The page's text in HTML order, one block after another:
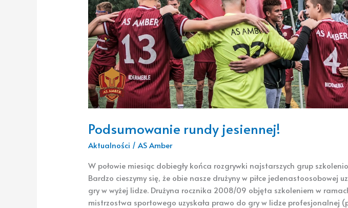
Podsumowanie rundy jesiennej!
Aktualności /AS Amber
W połowie miesiąc dobiegły końca rozgrywki najstarszych grup
Bardzo cieszymy się, że obie nasze drużyny w piłce jedenastoosobowej
gry w wyżej lidze. Drużyna rocznika 2008/09 objęta szkoleniem w
mistrzostwa sportowego uzyskała prawo do gry w lidze profesjonalnej